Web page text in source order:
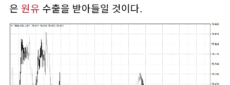
은 원유 수출을 받아들일 것이다.